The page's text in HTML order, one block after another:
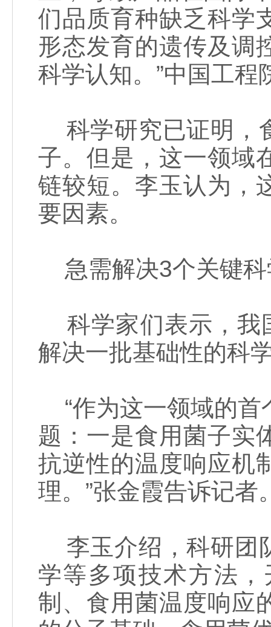
们品质育种缺乏科学
形态发育的遗传及调
科学认知。”中国工
科学研究已证明，
子。但是，这一领域
链较短。李玉认为，
要因素。
急需解决3个关键科
科学家们表示，我
解决一批基础性的科
“作为这一领域的首
题：一是食用菌子实
抗逆性的温度响应机
理。”张金霞告诉记者
李玉介绍，科研团
学等多项技术方法
制、食用菌温度响应